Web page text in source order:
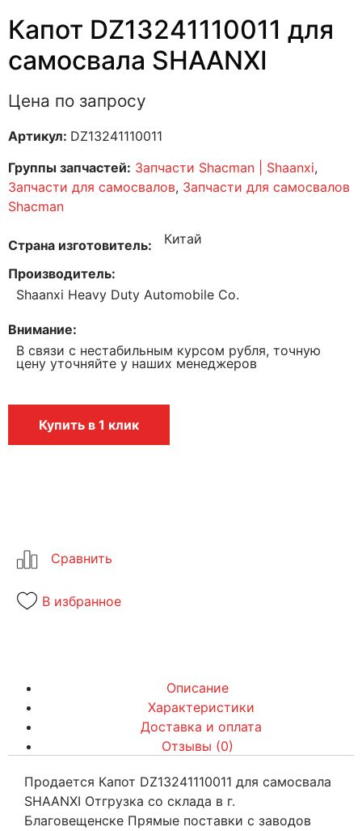
Капот DZ13241110011 для
самосвала SHAANXI
Цена по запросу
Артикул: DZ13241110011
Группы запчастей: Запчасти Shacman | Shaanxi,
Запчасти для самосвалов, Запчасти для самосвалов
Shacman
Страна изготовитель Китай
Производитель
Shaanxi Heavy Duty Automobile Co.
Внимание
В связи с нестабильным курсом рубля, точную
цену уточняйте у наших менеджеров
Купить в 1 клик
В избранное
Описание
Характеристики
Доставка и оплата
Отзывы (0)
Продается Капот DZ13241110011 для самосвала
SHAANXI Отгрузка со склада в г.
Благовещенске Прямые поставки с заводов